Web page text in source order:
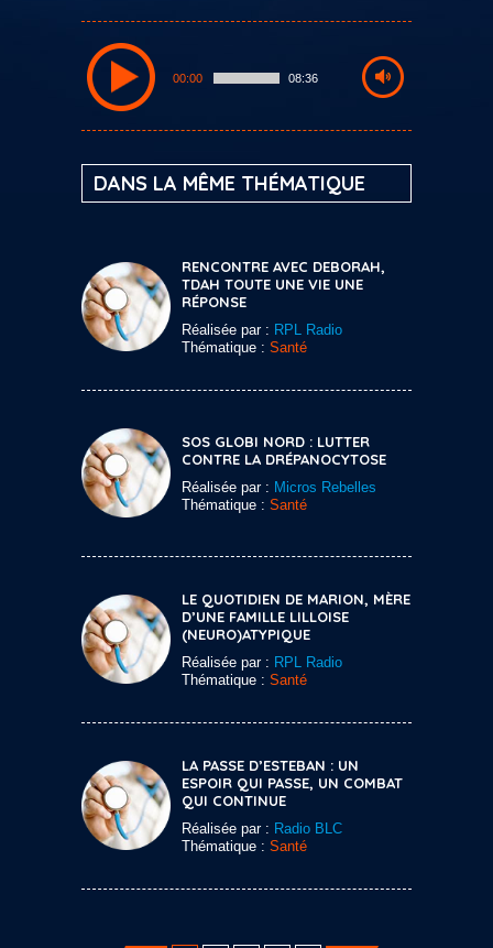
00:00 08:36
DANS LA MÊME THÉMATIQUE
RENCONTRE AVEC DEBORAH,
TDAH TOUTE UNE VIE UNE
RÉPONSE
Réalisée par : RPL Radio
Thématique : Santé
SOS GLOBI NORD : LUTTER
CONTRE LA DRÉPANOCYTOSE
Réalisée par : Micros Rebelles
Thématique : Santé
LE QUOTIDIEN DE MARION, MÈRE
D’UNE FAMILLE LILLOISE
(NEURO)ATYPIQUE
Réalisée par : RPL Radio
Thématique : Santé
LA PASSE D’ESTEBAN : UN
ESPOIR QUI PASSE, UN COMBAT
QUI CONTINUE
Réalisée par : Radio BLC
Thématique : Santé